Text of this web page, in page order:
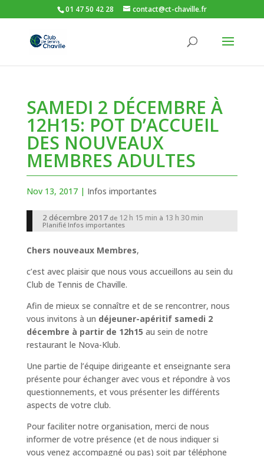
01 47 50 42 28 contact@ct-chaville.fr
SAMEDI 2 DÉCEMBRE À
12H15: POT D’ACCUEIL
DES NOUVEAUX
MEMBRES ADULTES
Nov 13, 2017| Infos importantes
2 décembre 2017 de 12 h 15 min à 13 h 30 min
Planifié Infos importantes
Chers nouveaux Membres,
c’est avec plaisir que nous vous accueillons au sein du
Club de Tennis de Chaville.
Afin de mieux se connaître et de se rencontrer, nous
vous invitons à un déjeuner-apéritif samedi 2
décembre à partir de 12h15 au sein de notre
restaurant le Nova-Klub.
Une partie de l’équipe dirigeante et enseignante sera
présente pour échanger avec vous et répondre à vos
questionnements, et vous présenter les différents
aspects de votre club.
Pour faciliter notre organisation, merci de nous
informer de votre présence (et de nous indiquer si
vous venez accompagné ou pas) soit par téléphone